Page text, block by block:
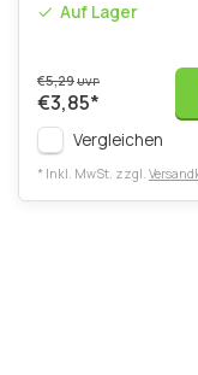
Auf Lager
€5,29UVP
€3,85*
Vergleichen
* Inkl. MwSt. zzgl.